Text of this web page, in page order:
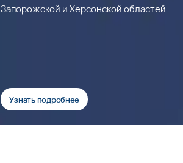
Запорожской и Херсонской областей
Узнать подробнее